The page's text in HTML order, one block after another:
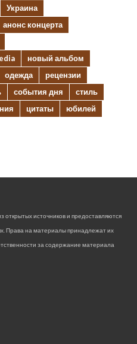
Украина
анонс концерта
новый альбом
одежда
рецензии
события дня
стиль
цитаты юбилей
источников и предоставляются
Права на материалы принадлежат их
за содержание материала